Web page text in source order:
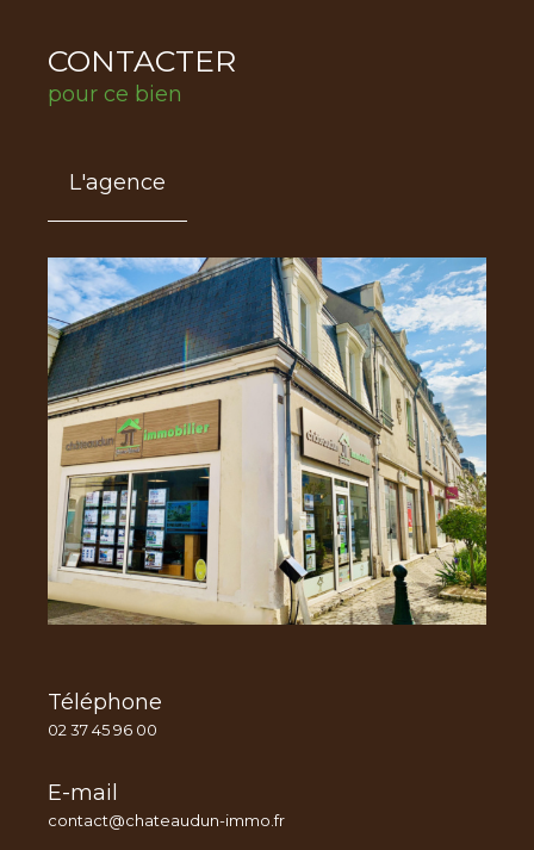
CONTACTER
pour ce bien
L'agence
Téléphone
02 37 45 96 00
E-mail
contact@chateaudun-immo.fr